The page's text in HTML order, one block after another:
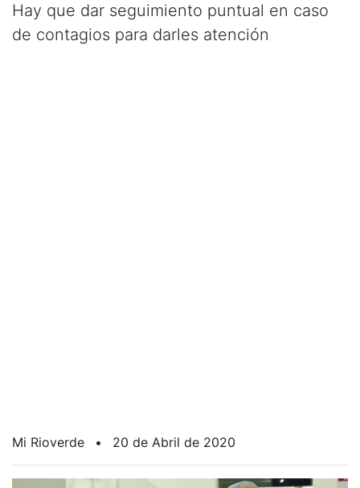
Hay que dar seguimiento puntual en caso
de contagios para darles atención
Mi Rioverde • 20 de Abril de 2020